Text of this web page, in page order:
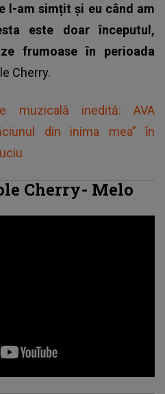
l-am simțit și eu când am
este doar începutul,
frumoase în perioada
Cherry.
muzicală inedită: AVA
din inima mea” în
Cherry- Melo